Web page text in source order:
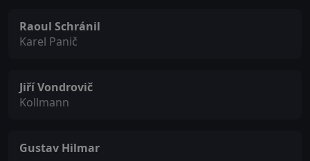
Raoul Schránil
Karel Panič
Jiří Vondrovič
Kollmann
Gustav Hilmar